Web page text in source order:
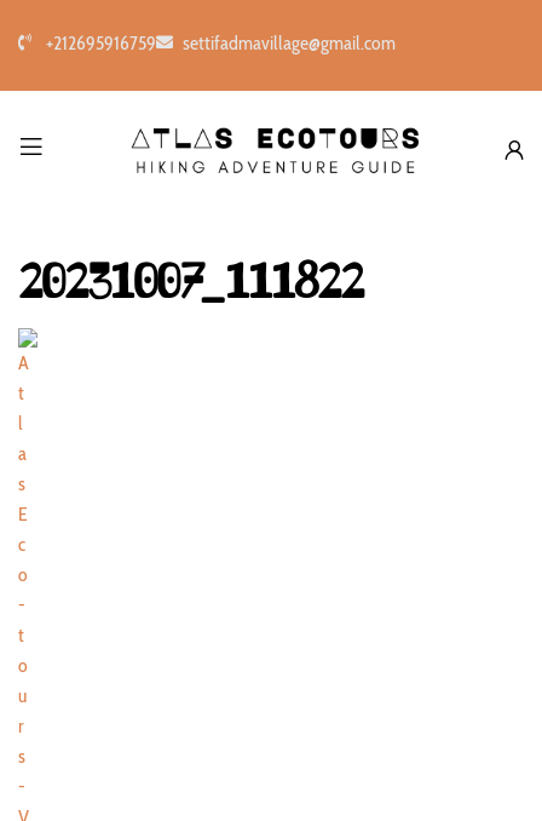
+212695916759 settifadmavillage@gmail.com
20231007_111822